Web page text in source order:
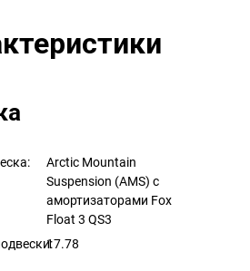
Arctic Mountain
Suspension (AMS) с
амортизаторами Fox
Float 3 QS3
17.78